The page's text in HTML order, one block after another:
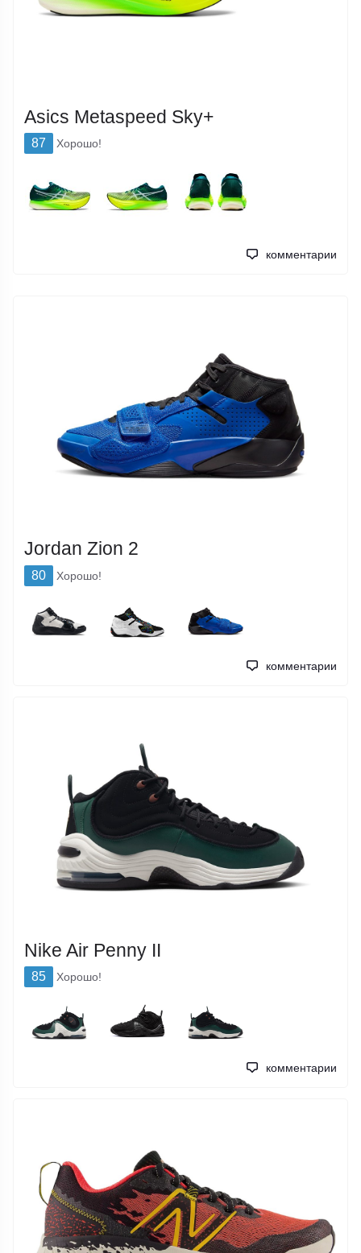
Asics Metaspeed Sky+
87 Хорошо!
комментарии
Jordan Zion 2
80 Хорошо!
комментарии
Nike Air Penny II
85 Хорошо!
комментарии